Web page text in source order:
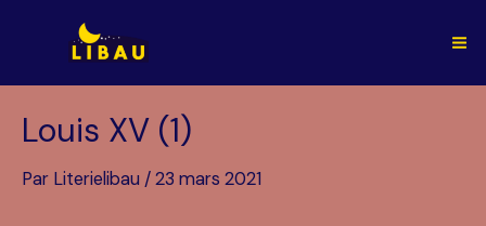
Louis XV (1)
Par Literielibau /23 mars 2021